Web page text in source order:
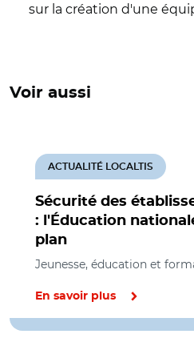
sur la création d'une
Voir aussi
Sécurité des
: l'Éducation
plan
ACTUALITÉ LOCALTIS
Jeunesse, éducation et
En savoir plus